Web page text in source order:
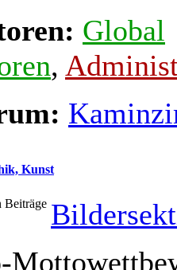
Global
,
Kunst